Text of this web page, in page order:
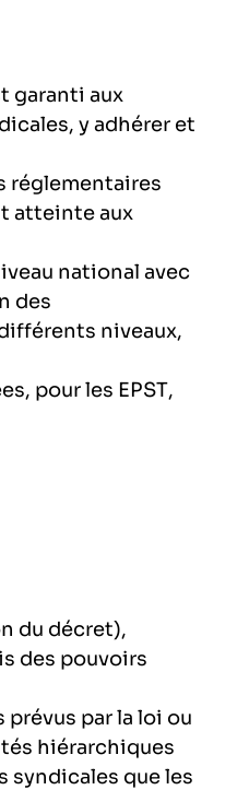
garanti aux
y adhérer et
réglementaires
atteinte aux
national avec
des
niveaux,
pour les EPST,
du décret),
des pouvoirs
par la loi ou
hiérarchiques
syndicales que les